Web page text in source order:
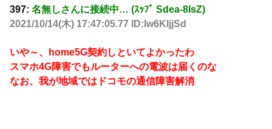
397: 名無しさんに接続中… (ｽｯﾌﾟ Sdea-8IsZ)
2021/10/14(木) 17:47:05.77 ID:lw6KljjSd
いや～、home5G契約しといてよかったわ
スマホ4G障害でもルーターへの電波は届くのな
なお、我が地域ではドコモの通信障害解消